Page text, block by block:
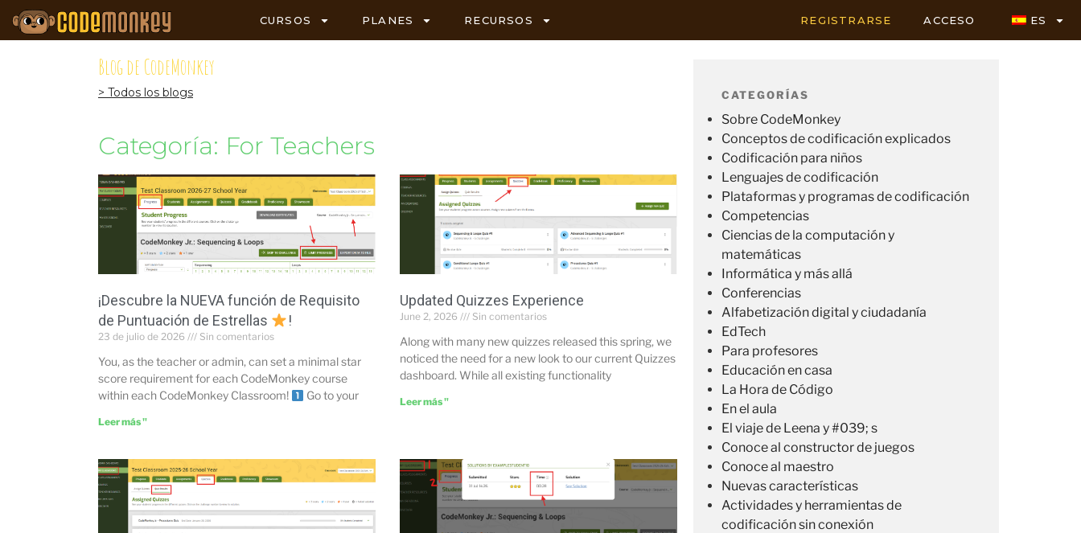
CURSOS PLANES RECURSOS REGISTRARSE ACCESO ES
Blog de CodeMonkey
> Todos los blogs
Categoría: For Teachers
¡Descubre la NUEVA función de Requisito
de Puntuación de Estrellas
!
23 de julio de 2026 Sin comentarios
You, as the teacher or admin, can set a minimal star
score requirement for each CodeMonkey course
within each CodeMonkey Classroom!
Go to your
Leer más "
Updated Quizzes Experience
June 2, 2026 Sin comentarios
Along with many new quizzes released this spring, we
noticed the need for a new look to our current Quizzes
dashboard. While all existing functionality
Leer más "
CATEGORÍAS
Sobre CodeMonkey
Conceptos de codificación explicados
Codificación para niños
Lenguajes de codificación
Plataformas y programas de codificación
Competencias
Ciencias de la computación y
matemáticas
Informática y más allá
Conferencias
Alfabetización digital y ciudadanía
EdTech
Para profesores
Educación en casa
La Hora de Código
En el aula
El viaje de Leena y #039; s
Conoce al constructor de juegos
Conoce al maestro
Nuevas características
Actividades y herramientas de
codificación sin conexión